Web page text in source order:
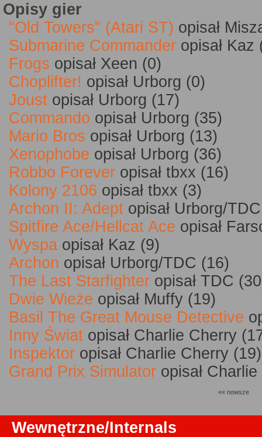
Opisy gier
"Old Towers" (Atari ST) opisał
Submarine Commander opisał Kaz
Frogs opisał Xeen (0)
Choplifter! opisał Urborg (0)
Joust opisał Urborg (17)
Commando opisał Urborg (35)
Mario Bros opisał Urborg (13)
Xenophobe opisał Urborg (36)
Robbo Forever opisał tbxx (16)
Kolony 2106 opisał tbxx (3)
Archon II: Adept opisał Urborg/
Spitfire Ace/Hellcat Ace opisał
Wyspa opisał Kaz (9)
Archon opisał Urborg/TDC (16)
The Last Starfighter opisał TDC
Dwie Wieże opisał Muffy (19)
Basil The Great Mouse Detective
Inny Świat opisał Charlie Cherry
Inspektor opisał Charlie Cherry (19)
Grand Prix Simulator opisał
«« nowsze
Wewnętrzne/Internals